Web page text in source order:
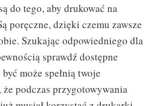
do tego, aby drukować na
poręczne, dzięki czemu zawsze
Szukając odpowiedniego dla
sprawdź dostępne
może spełnią twoje
podczas przygotowywania